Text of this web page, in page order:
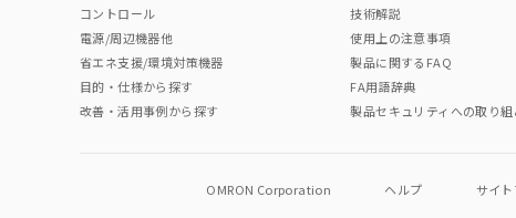
"対応済み"や非含有の記載がされた商品であっても、流通在
非含有品が必要な際は、弊社営業部門もしくは販売店へお問い
コントロール
電源/周辺機器他
省エネ支援/環境対策機器
目的・仕様から探す
改善・活用事例から探す
技術解説
使用上の注意事項
製品に関するFAQ
FA用語辞典
製品セキュリティへの取り
OMRON Corporation ヘルプ サイ